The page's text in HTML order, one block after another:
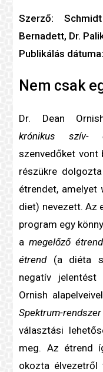
Szerző:
Bernadett, Dr.
Publikálás
Nem csak
Dr. Dean
krónikus szív-
szenvedőket vont
részükre
étrendet, amelyet
diet) nevezett. Az
program egy
amegelőző étrend
étrend(a diéta
negatív
Ornish
Spektrum-rendszer
választási
meg. Az étrend
okozta